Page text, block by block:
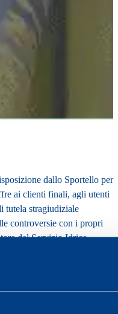
dallo Sportello per
ai clienti finali, agli utenti
tutela stragiudiziale
controversie con i propri
del Servizio Idrico
risolvere problemi e
prima di rivolgersi a un